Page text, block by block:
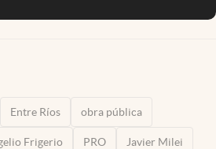
Entre Ríos obra pública
Frigerio PRO Javier Milei